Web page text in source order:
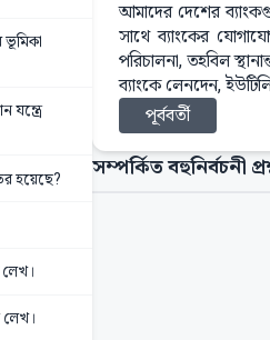
যন্ত্রে
হয়েছে?
লেখ।
লেখ।
আমাদের দেশের
সাথে ব্যাংকের
পরিচালনা, তহবিল
ব্যাংকে লেনদেন,
পূর্ববর্তী
সম্পর্কিত বহুনির্বচনী